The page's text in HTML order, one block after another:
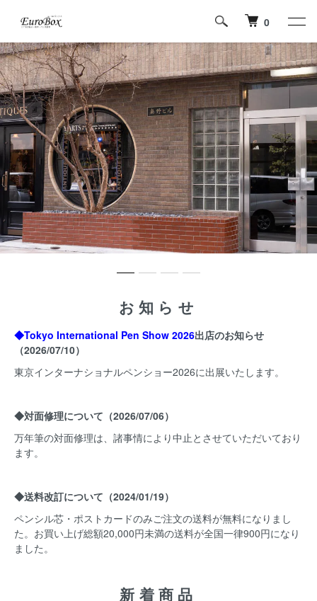
0
常時豊富な在庫 ヴィンテージ、蒔絵、限定品、廃番品など
お知らせ
◆Tokyo International Pen Show 2026出店のお知らせ
（2026/07/10）
東京インターナショナルペンショー2026に出展いたします。
◆対面修理について（2026/07/06）
万年筆の対面修理は、諸事情により中止とさせていただいており
ます。
◆送料改訂について（2024/01/19）
ペンシル芯・ポストカードのみご注文の送料が無料になりまし
た。お買い上げ総額20,000円未満の送料が全国一律900円になり
ました。
新着商品